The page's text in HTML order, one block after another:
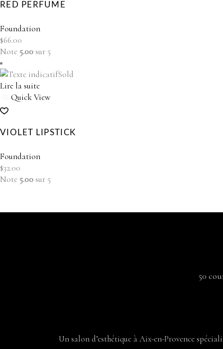
RED PERFUME
Foundation
$66.00
Note 5.00 sur 5
Sold
Lire la suite
Quick View
VIOLET LIPSTICK
Foundation
$32.00
Note 5.00 sur 5
50
Un salon d’esthétique à Aix-en-Provence